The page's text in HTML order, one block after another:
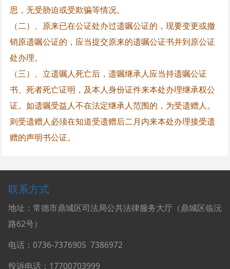
思，无受胁迫或受欺骗等情况。
（二）、原来已在公证处办过遗嘱公证的，现要变更或撤
销原遗嘱公证的，应当提交原来的遗嘱公证书并到原公证
处办理。
（三）、立遗嘱人死亡后，遗嘱继承人应当持遗嘱公证
书、死者死亡证明，及本人身份证件来本处办理继承权公
证。如遗嘱受益人不在法定继承人范围的，为受遗赠人。
则受遗赠人必须在知道受遗赠后二月内来本处办理接受遗
赠的声明书公证。
联系方式
地址：常德市鼎城区司法局公共法律服务大厅（鼎城区临沅
路62号）
电话：0736-7376905 7386972
投诉电话：17700703999